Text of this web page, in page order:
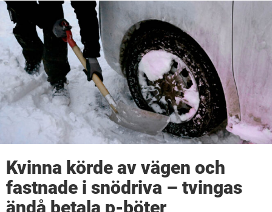
Facebooksida. Aprilväder i ...
Kvinna körde av vägen och
fastnade i snödriva – tvingas
ändå betala p-böter